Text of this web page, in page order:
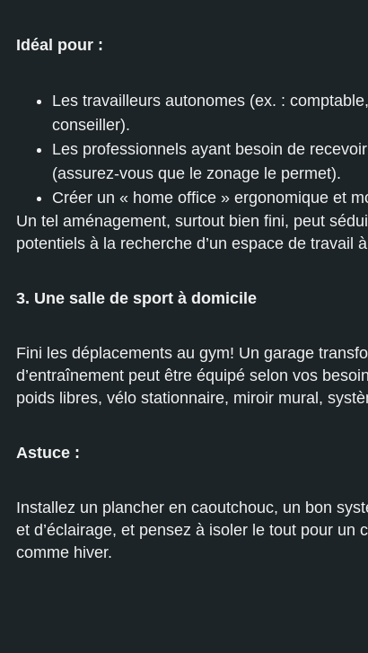
Idéal pour :
Les travailleurs autonomes (ex. :
conseiller).
Les professionnels ayant besoin de
(assurez-vous que le zonage le permet).
Créer un « home office » ergonomique et
Un tel aménagement, surtout bien fini, peut
potentiels à la recherche d’un espace de travail
3. Une salle de sport à domicile
Fini les déplacements au gym! Un garage
d’entraînement peut être équipé selon vos
poids libres, vélo stationnaire, miroir mural,
Astuce :
Installez un plancher en caoutchouc, un bon
et d’éclairage, et pensez à isoler le tout pour un
comme hiver.